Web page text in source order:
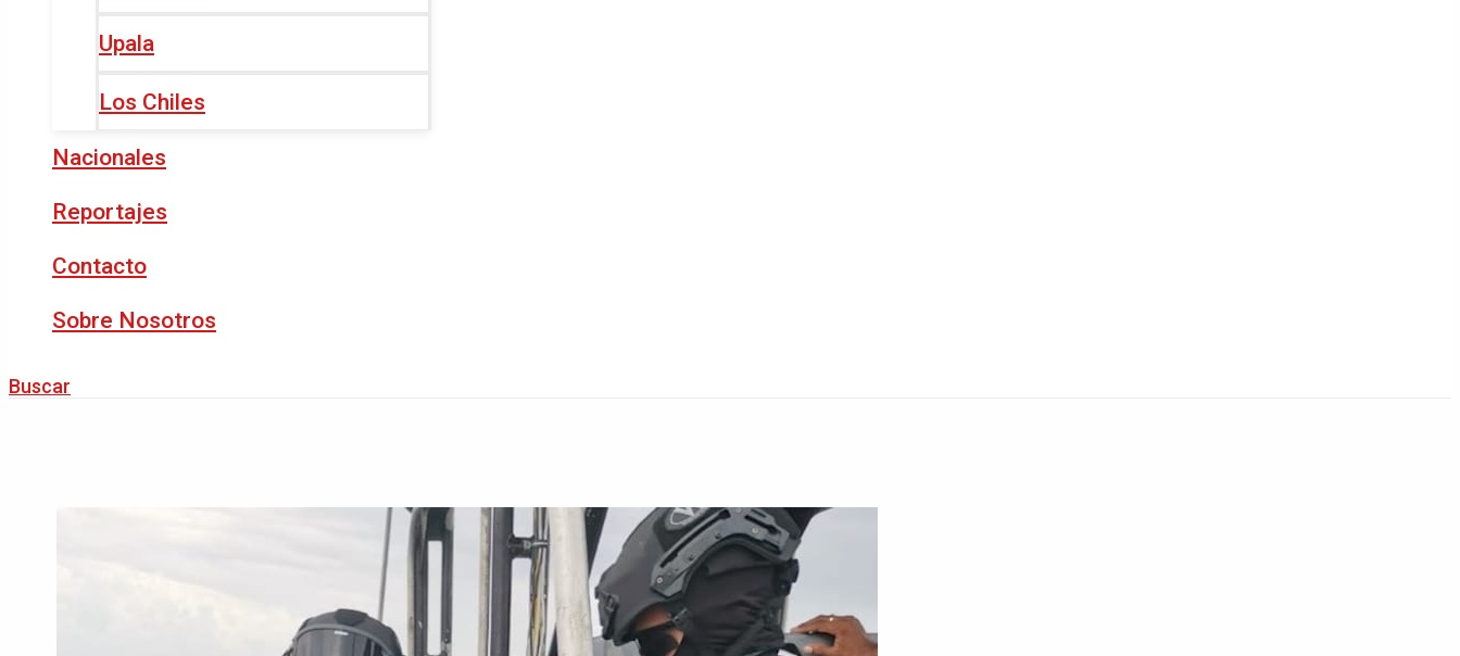
Upala
Los Chiles
Nacionales
Reportajes
Contacto
Sobre Nosotros
Buscar